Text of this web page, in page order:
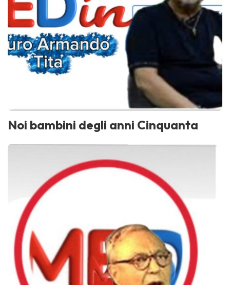
Noi bambini degli anni Cinquanta